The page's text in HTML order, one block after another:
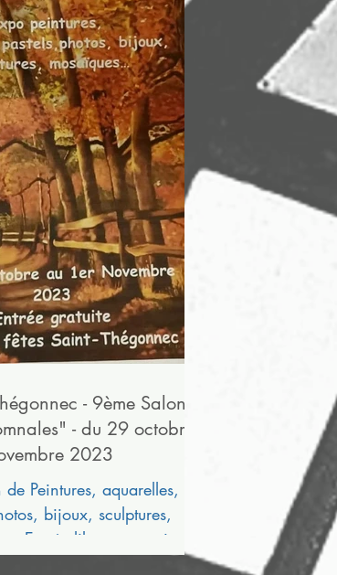
- 9ème Salon
- du 29 octobre
2023
de Peintures, aquarelles,
bijoux, sculptures,
Entrée libre et gratuite de
Salle...